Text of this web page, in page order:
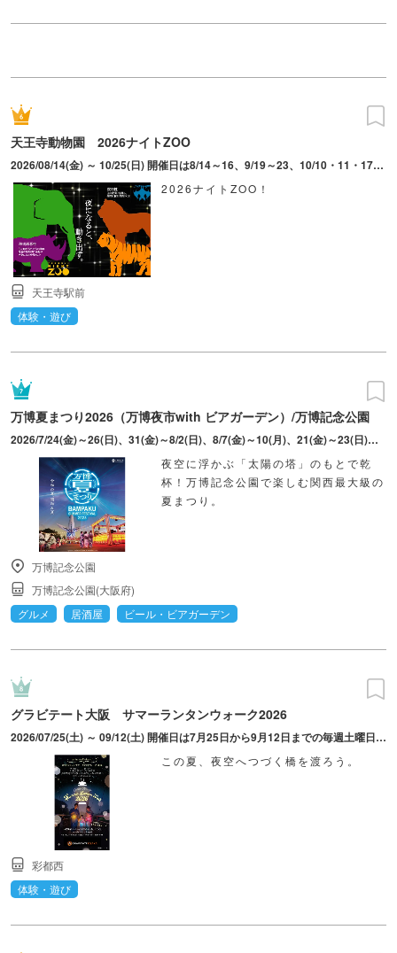
天王寺動物園 2026ナイトZOO
2026/08/14(金) ～ 10/25(日) 開催日は8/14～16、9/19～23、10/10・11・17・18・23・25。最終入園19時30分。※17時頃からライトアップを行うため、ナイトZOOの雰囲気を味わえる。動物の体調管理等の都合上、開催日によって観覧時間が異なる施設あり。開催内容は天候や動物の体調等により変更、中止となる場合あり。
2026ナイトZOO！
天王寺駅前
体験・遊び
万博夏まつり2026（万博夜市with ビアガーデン）/万博記念公園
2026/7/24(金)～26(日)、31(金)～8/2(日)、8/7(金)～10(月)、21(金)～23(日)、28(金)～30(日)、9/4(金)～6(日)、11(金)～13(日)、19(土)～23(水･祝)
夜空に浮かぶ「太陽の塔」のもとで乾
杯！万博記念公園で楽しむ関西最大級の
夏まつり。
万博記念公園
万博記念公園(大阪府)
グルメ
居酒屋 ビール・ビアガーデン
グラビテート大阪 サマーランタンウォーク2026
2026/07/25(土) ～ 09/12(土) 開催日は7月25日から9月12日までの毎週土曜日と8月9日から8月14日までの毎日。
この夏、夜空へつづく橋を渡ろう。
彩都西
体験・遊び